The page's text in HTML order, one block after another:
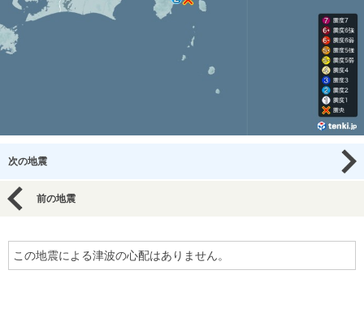
次の地震
前の地震
この地震による津波の心配はありません。